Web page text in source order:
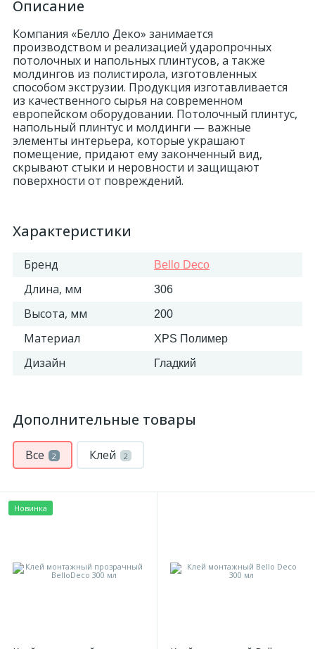
Описание
Компания «Белло Деко» занимается
производством и реализацией ударопрочных
потолочных и напольных плинтусов, а также
молдингов из полистирола, изготовленных
способом экструзии. Продукция изготавливается
из качественного сырья на современном
европейском оборудовании. Потолочный плинтус,
напольный плинтус и молдинги — важные
элементы интерьера, которые украшают
помещение, придают ему законченный вид,
скрывают стыки и неровности и защищают
поверхности от повреждений.
Характеристики
Бренд Bello Deco
Длина, мм 306
Высота, мм 200
Материал XPS Полимер
Дизайн Гладкий
Дополнительные товары
Все 2 Клей 2
Новинка